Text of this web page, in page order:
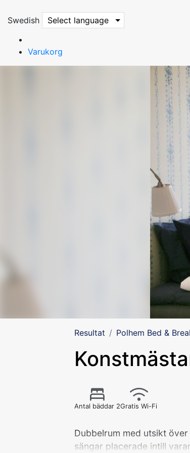
Swedish Select language
Varukorg
Resultat Polhem Bed &
Antal bäddar 2Gratis Wi-Fi
Dubbelrum med utsikt
sängar placerade intill